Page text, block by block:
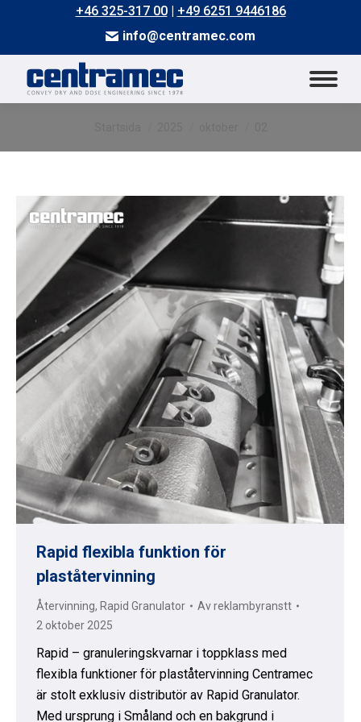
+46 325-317 00| +49 6251 9446186
info@centramec.com
Rapid flexibla funktion för
plaståtervinning
Återvinning, Rapid Granulator Avreklambyranstt
2 oktober 2025
Rapid – granuleringskvarnar i toppklass med
flexibla funktioner för plaståtervinning Centramec
är stolt exklusiv distributör av Rapid Granulator.
Med ursprung i Småland och en bakgrund i